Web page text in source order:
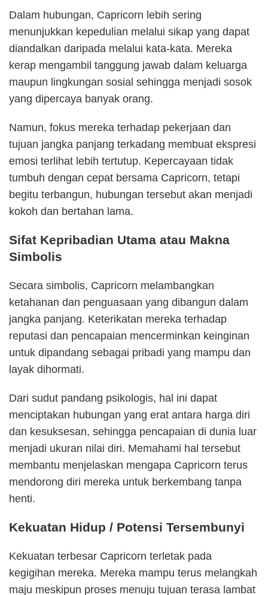
Dalam hubungan, Capricorn lebih sering
menunjukkan kepedulian melalui sikap yang dapat
diandalkan daripada melalui kata-kata. Mereka
kerap mengambil tanggung jawab dalam keluarga
maupun lingkungan sosial sehingga menjadi sosok
yang dipercaya banyak orang.
Namun, fokus mereka terhadap pekerjaan dan
tujuan jangka panjang terkadang membuat ekspresi
emosi terlihat lebih tertutup. Kepercayaan tidak
tumbuh dengan cepat bersama Capricorn, tetapi
begitu terbangun, hubungan tersebut akan menjadi
kokoh dan bertahan lama.
Sifat Kepribadian Utama atau Makna
Simbolis
Secara simbolis, Capricorn melambangkan
ketahanan dan penguasaan yang dibangun dalam
jangka panjang. Keterikatan mereka terhadap
reputasi dan pencapaian mencerminkan keinginan
untuk dipandang sebagai pribadi yang mampu dan
layak dihormati.
Dari sudut pandang psikologis, hal ini dapat
menciptakan hubungan yang erat antara harga diri
dan kesuksesan, sehingga pencapaian di dunia luar
menjadi ukuran nilai diri. Memahami hal tersebut
membantu menjelaskan mengapa Capricorn terus
mendorong diri mereka untuk berkembang tanpa
henti.
Kekuatan Hidup / Potensi Tersembunyi
Kekuatan terbesar Capricorn terletak pada
kegigihan mereka. Mereka mampu terus melangkah
maju meskipun proses menuju tujuan terasa lambat